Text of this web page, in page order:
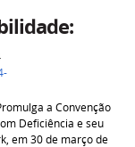
a Convenção
Deficiência e seu
em 30 de março de